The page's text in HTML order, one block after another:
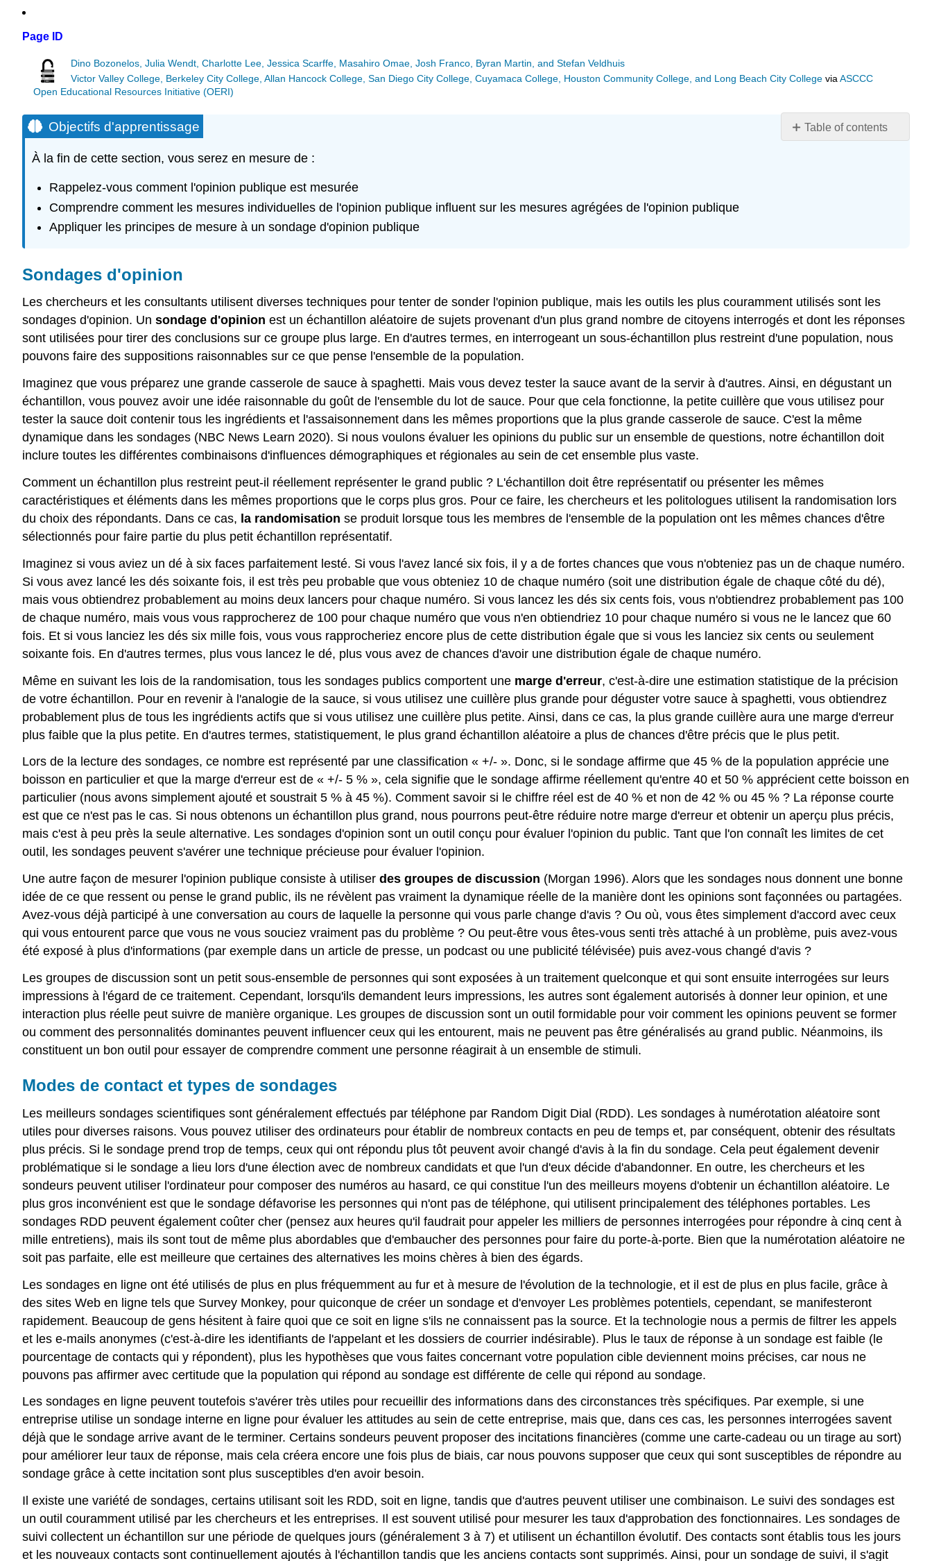
Page ID
Dino Bozonelos, Julia Wendt, Charlotte Lee, Jessica Scarffe, Masahiro Omae, Josh Franco, Byran Martin, and Stefan Veldhuis
Victor Valley College, Berkeley City College, Allan Hancock College, San Diego City College, Cuyamaca College, Houston Community College, and Long Beach City College viaASCCC
Open Educational Resources Initiative (OERI)
Table of contents
sondages
Problèmes
liés
Objectifs d'apprentissage
À la fin de cette section, vous serez en mesure de :
Rappelez-vous comment l'opinion publique est mesurée
Comprendre comment les mesures individuelles de l'opinion publique influent sur les mesures agrégées de l'opinion publique
Appliquer les principes de mesure à un sondage d'opinion publique
Sondages d'opinion
Les chercheurs et les consultants utilisent diverses techniques pour tenter de sonder l'opinion publique, mais les outils les plus couramment utilisés sont les
sondages d'opinion. Un sondage d'opinion est un échantillon aléatoire de sujets provenant d'un plus grand nombre de citoyens interrogés et dont les réponses
sont utilisées pour tirer des conclusions sur ce groupe plus large. En d'autres termes, en interrogeant un sous-échantillon plus restreint d'une population, nous
pouvons faire des suppositions raisonnables sur ce que pense l'ensemble de la population.
Imaginez que vous préparez une grande casserole de sauce à spaghetti. Mais vous devez tester la sauce avant de la servir à d'autres. Ainsi, en dégustant un
échantillon, vous pouvez avoir une idée raisonnable du goût de l'ensemble du lot de sauce. Pour que cela fonctionne, la petite cuillère que vous utilisez pour
tester la sauce doit contenir tous les ingrédients et l'assaisonnement dans les mêmes proportions que la plus grande casserole de sauce. C'est la même
dynamique dans les sondages (NBC News Learn 2020). Si nous voulons évaluer les opinions du public sur un ensemble de questions, notre échantillon doit
inclure toutes les différentes combinaisons d'influences démographiques et régionales au sein de cet ensemble plus vaste.
Comment un échantillon plus restreint peut-il réellement représenter le grand public ? L'échantillon doit être représentatif ou présenter les mêmes
caractéristiques et éléments dans les mêmes proportions que le corps plus gros. Pour ce faire, les chercheurs et les politologues utilisent la randomisation lors
du choix des répondants. Dans ce cas, la randomisation se produit lorsque tous les membres de l'ensemble de la population ont les mêmes chances d'être
sélectionnés pour faire partie du plus petit échantillon représentatif.
Imaginez si vous aviez un dé à six faces parfaitement lesté. Si vous l'avez lancé six fois, il y a de fortes chances que vous n'obteniez pas un de chaque numéro.
Si vous avez lancé les dés soixante fois, il est très peu probable que vous obteniez 10 de chaque numéro (soit une distribution égale de chaque côté du dé),
mais vous obtiendrez probablement au moins deux lancers pour chaque numéro. Si vous lancez les dés six cents fois, vous n'obtiendrez probablement pas 100
de chaque numéro, mais vous vous rapprocherez de 100 pour chaque numéro que vous n'en obtiendriez 10 pour chaque numéro si vous ne le lancez que 60
fois. Et si vous lanciez les dés six mille fois, vous vous rapprocheriez encore plus de cette distribution égale que si vous les lanciez six cents ou seulement
soixante fois. En d'autres termes, plus vous lancez le dé, plus vous avez de chances d'avoir une distribution égale de chaque numéro.
Même en suivant les lois de la randomisation, tous les sondages publics comportent une marge d'erreur, c'est-à-dire une estimation statistique de la précision
de votre échantillon. Pour en revenir à l'analogie de la sauce, si vous utilisez une cuillère plus grande pour déguster votre sauce à spaghetti, vous obtiendrez
probablement plus de tous les ingrédients actifs que si vous utilisez une cuillère plus petite. Ainsi, dans ce cas, la plus grande cuillère aura une marge d'erreur
plus faible que la plus petite. En d'autres termes, statistiquement, le plus grand échantillon aléatoire a plus de chances d'être précis que le plus petit.
Lors de la lecture des sondages, ce nombre est représenté par une classification « +/- ». Donc, si le sondage affirme que 45 % de la population apprécie une
boisson en particulier et que la marge d'erreur est de « +/- 5 % », cela signifie que le sondage affirme réellement qu'entre 40 et 50 % apprécient cette boisson en
particulier (nous avons simplement ajouté et soustrait 5 % à 45 %). Comment savoir si le chiffre réel est de 40 % et non de 42 % ou 45 % ? La réponse courte
est que ce n'est pas le cas. Si nous obtenons un échantillon plus grand, nous pourrons peut-être réduire notre marge d'erreur et obtenir un aperçu plus précis,
mais c'est à peu près la seule alternative. Les sondages d'opinion sont un outil conçu pour évaluer l'opinion du public. Tant que l'on connaît les limites de cet
outil, les sondages peuvent s'avérer une technique précieuse pour évaluer l'opinion.
Une autre façon de mesurer l'opinion publique consiste à utiliser des groupes de discussion (Morgan 1996). Alors que les sondages nous donnent une bonne
idée de ce que ressent ou pense le grand public, ils ne révèlent pas vraiment la dynamique réelle de la manière dont les opinions sont façonnées ou partagées.
Avez-vous déjà participé à une conversation au cours de laquelle la personne qui vous parle change d'avis ? Ou où, vous êtes simplement d'accord avec ceux
qui vous entourent parce que vous ne vous souciez vraiment pas du problème ? Ou peut-être vous êtes-vous senti très attaché à un problème, puis avez-vous
été exposé à plus d'informations (par exemple dans un article de presse, un podcast ou une publicité télévisée) puis avez-vous changé d'avis ?
Les groupes de discussion sont un petit sous-ensemble de personnes qui sont exposées à un traitement quelconque et qui sont ensuite interrogées sur leurs
impressions à l'égard de ce traitement. Cependant, lorsqu'ils demandent leurs impressions, les autres sont également autorisés à donner leur opinion, et une
interaction plus réelle peut suivre de manière organique. Les groupes de discussion sont un outil formidable pour voir comment les opinions peuvent se former
ou comment des personnalités dominantes peuvent influencer ceux qui les entourent, mais ne peuvent pas être généralisés au grand public. Néanmoins, ils
constituent un bon outil pour essayer de comprendre comment une personne réagirait à un ensemble de stimuli.
Modes de contact et types de sondages
Les meilleurs sondages scientifiques sont généralement effectués par téléphone par Random Digit Dial (RDD). Les sondages à numérotation aléatoire sont
utiles pour diverses raisons. Vous pouvez utiliser des ordinateurs pour établir de nombreux contacts en peu de temps et, par conséquent, obtenir des résultats
plus précis. Si le sondage prend trop de temps, ceux qui ont répondu plus tôt peuvent avoir changé d'avis à la fin du sondage. Cela peut également devenir
problématique si le sondage a lieu lors d'une élection avec de nombreux candidats et que l'un d'eux décide d'abandonner. En outre, les chercheurs et les
sondeurs peuvent utiliser l'ordinateur pour composer des numéros au hasard, ce qui constitue l'un des meilleurs moyens d'obtenir un échantillon aléatoire. Le
plus gros inconvénient est que le sondage défavorise les personnes qui n'ont pas de téléphone, qui utilisent principalement des téléphones portables. Les
sondages RDD peuvent également coûter cher (pensez aux heures qu'il faudrait pour appeler les milliers de personnes interrogées pour répondre à cinq cent à
mille entretiens), mais ils sont tout de même plus abordables que d'embaucher des personnes pour faire du porte-à-porte. Bien que la numérotation aléatoire ne
soit pas parfaite, elle est meilleure que certaines des alternatives les moins chères à bien des égards.
Les sondages en ligne ont été utilisés de plus en plus fréquemment au fur et à mesure de l'évolution de la technologie, et il est de plus en plus facile, grâce à
des sites Web en ligne tels que Survey Monkey, pour quiconque de créer un sondage et d'envoyer Les problèmes potentiels, cependant, se manifesteront
rapidement. Beaucoup de gens hésitent à faire quoi que ce soit en ligne s'ils ne connaissent pas la source. Et la technologie nous a permis de filtrer les appels
et les e-mails anonymes (c'est-à-dire les identifiants de l'appelant et les dossiers de courrier indésirable). Plus le taux de réponse à un sondage est faible (le
pourcentage de contacts qui y répondent), plus les hypothèses que vous faites concernant votre population cible deviennent moins précises, car nous ne
pouvons pas affirmer avec certitude que la population qui répond au sondage est différente de celle qui répond au sondage.
Les sondages en ligne peuvent toutefois s'avérer très utiles pour recueillir des informations dans des circonstances très spécifiques. Par exemple, si une
entreprise utilise un sondage interne en ligne pour évaluer les attitudes au sein de cette entreprise, mais que, dans ces cas, les personnes interrogées savent
déjà que le sondage arrive avant de le terminer. Certains sondeurs peuvent proposer des incitations financières (comme une carte-cadeau ou un tirage au sort)
pour améliorer leur taux de réponse, mais cela créera encore une fois plus de biais, car nous pouvons supposer que ceux qui sont susceptibles de répondre au
sondage grâce à cette incitation sont plus susceptibles d'en avoir besoin.
Il existe une variété de sondages, certains utilisant soit les RDD, soit en ligne, tandis que d'autres peuvent utiliser une combinaison. Le suivi des sondages est
un outil couramment utilisé par les chercheurs et les entreprises. Il est souvent utilisé pour mesurer les taux d'approbation des fonctionnaires. Les sondages de
suivi collectent un échantillon sur une période de quelques jours (généralement 3 à 7) et utilisent un échantillon évolutif. Des contacts sont établis tous les jours
et les nouveaux contacts sont continuellement ajoutés à l'échantillon tandis que les anciens contacts sont supprimés. Ainsi, pour un sondage de suivi, il s'agit